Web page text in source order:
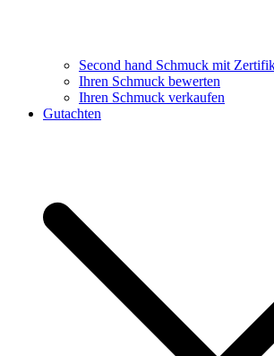
Second hand Schmuck mit
Ihren Schmuck bewerten
Ihren Schmuck verkaufen
Gutachten